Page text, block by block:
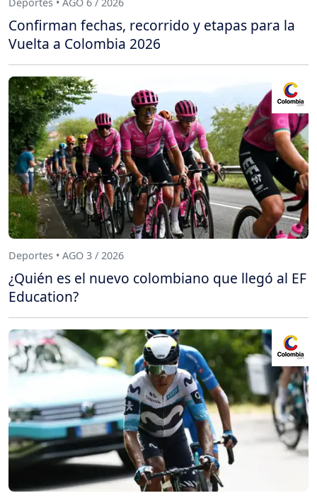
Confirman fechas, recorrido y etapas para la
Vuelta a Colombia 2026
Deportes • AGO 3 / 2026
¿Quién es el nuevo colombiano que llegó al EF
Education?